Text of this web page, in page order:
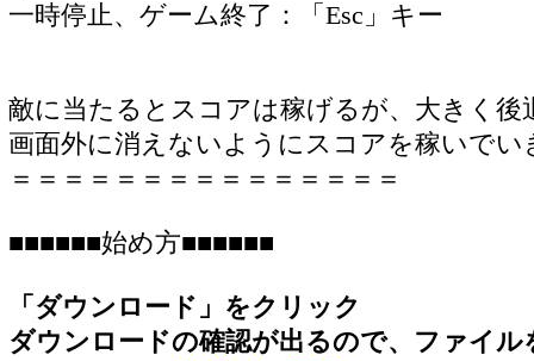
一時停止、ゲーム終了：「Esc」キー
敵に当たるとスコアは稼げるが、大きく後
画面外に消えないようにスコアを稼いでい
＝＝＝＝＝＝＝＝＝＝＝＝＝＝＝
■■■■■■始め方■■■■■■
「ダウンロード」をクリック
ダウンロードの確認が出るので、ファイル